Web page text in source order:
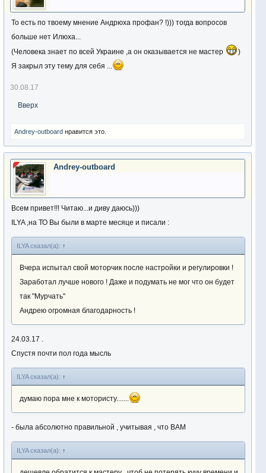
То есть по твоему мнение Андрюха профан? !))) тогда вопросов
больше нет Илюха...
(Человека знает по всей Украине ,а он оказывается не мастер
)
Я закрыл эту тему для себя ...
30.08.17
Вверх
Andrey-outboard нравится это.
Andrey-outboard
Всем привет!!! Читаю...и диву даюсь)))
ILYA ,на ТО Вы были в марте месяце и писали :
ILYA сказал(а): ↑
Вчера испытал свой моторчик после настройки и регулировки !
Заработал лучше нового ! Даже и подумать не мог что он будет
так "Мурчать"
Андрею огромная благодарность !
24.03.17 .
Спустя почти пол года мысль
ILYA сказал(а): ↑
думаю пора мне к мотористу.......
- была абсолютно правильной , учитывая , что ВАМ
ILYA сказал(а): ↑